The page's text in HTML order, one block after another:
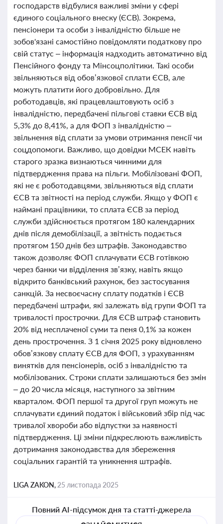
господарств відбулися важливі зміни у сфері
єдиного соціального внеску (ЄСВ). Зокрема,
пенсіонери та особи з інвалідністю більше не
зобов'язані самостійно повідомляти податкову про
свій статус – інформація надходить автоматично від
Пенсійного фонду та Мінсоцполітики. Такі особи
звільняються від обов’язкової сплати ЄСВ, але
можуть платити його добровільно. Для
роботодавців, які працевлаштовують осіб з
інвалідністю, передбачені пільгові ставки ЄСВ від
5,3% до 8,41%, а для ФОП з інвалідністю –
звільнення від сплати за умови отримання пенсії чи
соцдопомоги. Важливо, що довідки МСЕК навіть
старого зразка визнаються чинними для
підтвердження права на пільги. Мобілізовані ФОП,
які не є роботодавцями, звільняються від сплати
ЄСВ та звітності на період служби. Якщо у ФОП є
наймані працівники, то сплата ЄСВ за період
служби здійснюється протягом 180 календарних
днів після демобілізації, а звітність подається
протягом 150 днів без штрафів. Законодавство
також дозволяє ФОП сплачувати ЄСВ готівкою
через банки чи відділення зв’язку, навіть якщо
відкрито банківський рахунок, без застосування
санкцій. За несвоєчасну сплату податків і ЄСВ
передбачені штрафи, які залежать від групи ФОП та
тривалості прострочки. Для ЄСВ штраф становить
20% від несплаченої суми та пеня 0,1% за кожен
день прострочення. З 1 січня 2025 року відновлено
обов’язкову сплату ЄСВ для ФОП, з урахуванням
винятків для пенсіонерів, осіб з інвалідністю та
мобілізованих. Строки сплати залишаються без змін
– до 20 числа місяця, наступного за звітним
кварталом. ФОП першої та другої груп можуть не
сплачувати єдиний податок і військовий збір під час
тривалої хвороби або відпустки за наявності
підтвердження. Ці зміни підкреслюють важливість
дотримання законодавства для збереження
соціальних гарантій та уникнення штрафів.
LIGA ZAKON, 25 листопада 2025
Повний AI-підсумок дня та статті-джерела